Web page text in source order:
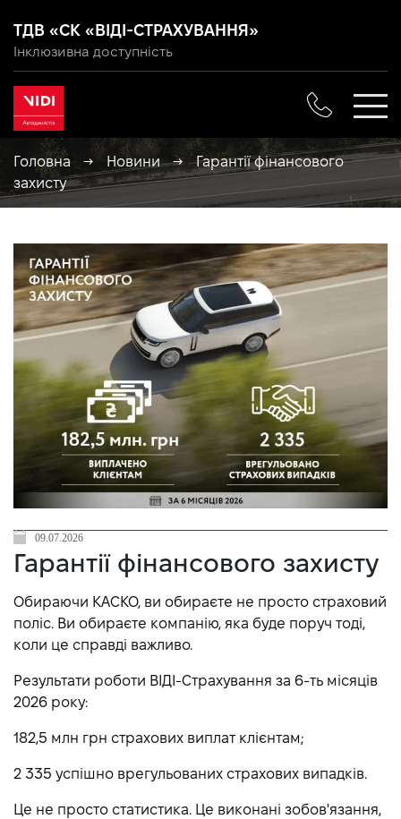
ТДВ «СК «ВІДІ-СТРАХУВАННЯ»
Інклюзивна доступність
Головна → Новини →
Гарантії фінансового
захисту
09.07.2026
Гарантії фінансового захисту
Обираючи КАСКО, ви обираєте не просто страховий
поліс. Ви обираєте компанію, яка буде поруч тоді,
коли це справді важливо.
Результати роботи ВІДІ-Страхування за 6-ть місяців
2026 року:
182,5 млн грн страхових виплат клієнтам;
2 335 успішно врегульованих страхових випадків.
Це не просто статистика. Це виконані зобов'язання,